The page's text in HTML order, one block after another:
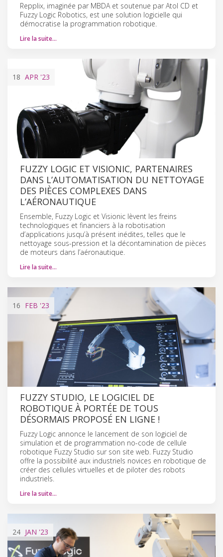
Repplix, imaginée par MBDA et soutenue par Atol CD et
Fuzzy Logic Robotics, est une solution logicielle qui
démocratise la programmation robotique.
Lire la suite…
18 APR '23
FUZZY LOGIC ET VISIONIC, PARTENAIRES
DANS L’AUTOMATISATION DU NETTOYAGE
DES PIÈCES COMPLEXES DANS
L’AÉRONAUTIQUE
Ensemble, Fuzzy Logic et Visionic lèvent les freins
technologiques et financiers à la robotisation
d’applications jusqu’à présent inédites, telles que le
nettoyage sous-pression et la décontamination de pièces
de moteurs dans l’aéronautique.
Lire la suite…
16 FEB '23
FUZZY STUDIO, LE LOGICIEL DE
ROBOTIQUE À PORTÉE DE TOUS
DÉSORMAIS PROPOSÉ EN LIGNE !
Fuzzy Logic annonce le lancement de son logiciel de
simulation et de programmation no-code de cellule
robotique Fuzzy Studio sur son site web. Fuzzy Studio
offre la possibilité aux industriels novices en robotique de
créer des cellules virtuelles et de piloter des robots
industriels.
Lire la suite…
24 JAN '23